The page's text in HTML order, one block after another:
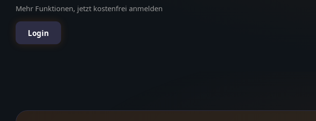
Mehr Funktionen, jetzt kostenfrei anmelden
Login